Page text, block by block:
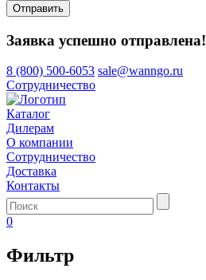
Отправить
Заявка успешно отправлена!
8 (800) 500-6053 sale@wanngo.ru
Сотрудничество
Каталог
Дилерам
О компании
Сотрудничество
Доставка
Контакты
0
Фильтр